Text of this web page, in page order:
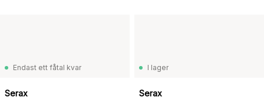
Endast ett fåtal kvar
Serax
I lager
Serax